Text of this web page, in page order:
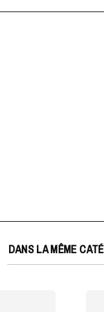
DANS LA MÊME